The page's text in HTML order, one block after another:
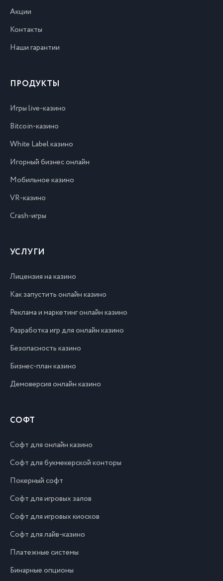
Акции
Контакты
Наши гарантии
ПРОДУКТЫ
Игры live-казино
Bitcoin-казино
White Label казино
Игорный бизнес онлайн
Мобильное казино
VR-казино
Crash-игры
УСЛУГИ
Лицензия на казино
Как запустить онлайн казино
Реклама и маркетинг онлайн казино
Разработка игр для онлайн казино
Безопасность казино
Бизнес-план казино
Демоверсия онлайн казино
СОФТ
Софт для онлайн казино
Софт для букмекерской конторы
Покерный софт
Софт для игровых залов
Софт для игровых киосков
Софт для лайв-казино
Платежные системы
Бинарные опционы